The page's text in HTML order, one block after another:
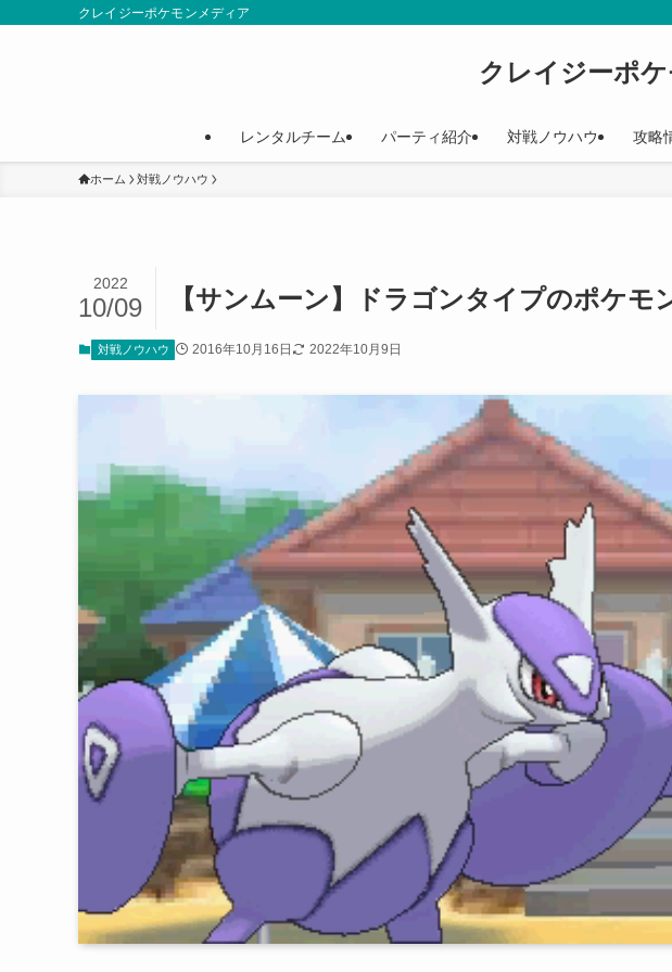
クレイジーポケモンメディア
クレイジーポ
レンタルチーム パーティ紹介 対戦ノウハウ 攻略
ホーム 対戦ノウハウ
【サンムーン】ドラゴンタイプのポケモ
2022
10/09
対戦ノウハウ 2016年10月16日 2022年10月9日